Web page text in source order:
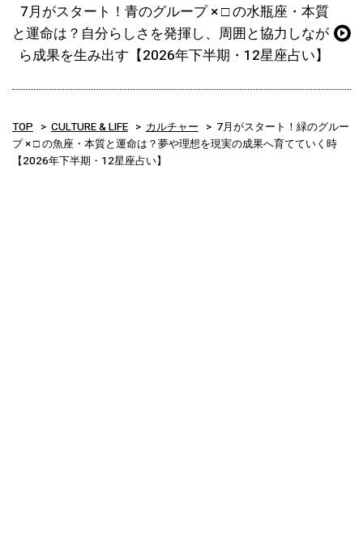
7月がスタート！青のグループ × □ の水瓶座・本質
と運命は？自分らしさを発揮し、周囲と協力しなが
ら成果を生み出す【2026年下半期・12星座占い】
TOP CULTURE & LIFE カルチャー
7月がスタート！緑のグルー
プ × □ の魚座・本質と運命は？夢や理想を現実の成果へ育てていく時
【2026年下半期・12星座占い】